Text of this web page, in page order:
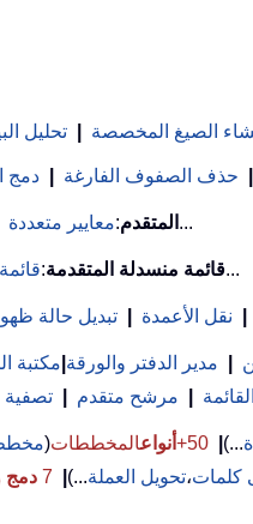
الصيغ المخصصة تحليل
حذف الصفوف الفارغة دمج
بحث VLookup المتقدم:معايير متعددة ...
قائمة منسدلة المتقدمة: ...
نقل الأعمدة تبديل حالة
مدير الدفتر والورقة مكتبة
مرشح متقدم
...)
50+ أنواعالمخططات(
كلمات،تحويل العملة...)
7 دمج